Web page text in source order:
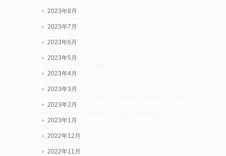
2023年8月
2023年7月
2023年6月
2023年5月
2023年4月
2023年3月
2023年2月
2023年1月
2022年12月
2022年11月